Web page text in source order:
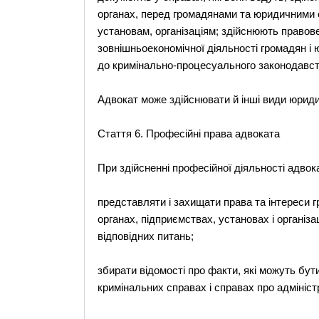
органах, перед громадянами та
установам, організаціям; здійснюють
зовнішньоекономічної діяльності громадян
до кримінально-процесуального
Адвокат може здійснювати й інші види
Стаття 6. Професійні права адвоката
При здійсненні професійної діяльності
представляти і захищати права та інтереси
органах, підприємствах, установах і
відповідних питань;
збирати відомості про факти, які можуть
кримінальних справах і справах про